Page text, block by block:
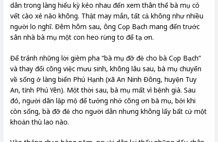
dân trong làng hiếu kỳ kéo nhau đến xem thân thể bà mụ có
vết cào xé nào không. Thật may mắn, tất cả không như nhiều
người lo nghĩ. Đêm hôm sau, ông Cọp Bạch mang đến trước
sân nhà bà mụ một con heo rừng to để tạ ơn.
Để tránh những lời gièm pha “bà mụ đỡ đẻ cho bà Cọp Bạch”
và thay đổi công việc mưu sinh, không lâu sau, bà mụ chuyển
về sống ở làng biển Phú Hạnh (xã An Ninh Đông, huyện Tuy
An, tỉnh Phú Yên). Một thời sau, bà mụ mất vì bệnh già. Sau
đó, người dân lập mộ để tưởng nhớ công ơn bà mụ, bởi khi
còn sống, bà đỡ đẻ cho người dân nhưng không lấy bất cứ một
khoản thù lao nào.